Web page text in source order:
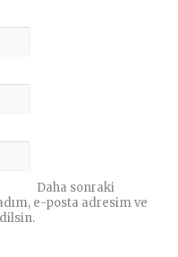
Daha sonraki
e-posta adresim ve